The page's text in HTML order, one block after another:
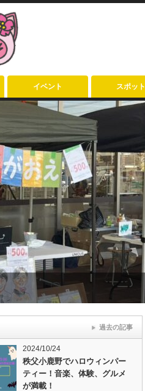
イベント スポット
過去の記事
2024/10/24
秩父小鹿野でハロウィンパー
ティー！音楽、体験、グルメ
が満載！